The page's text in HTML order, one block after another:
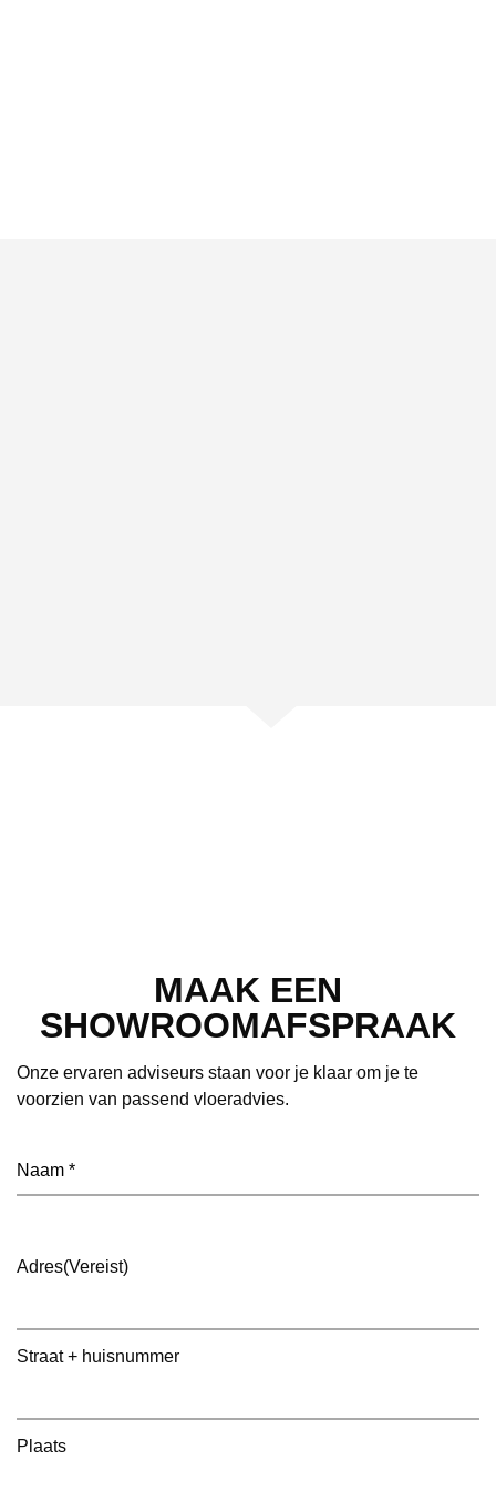
MAAK EEN
SHOWROOMAFSPRAAK
Onze ervaren adviseurs staan voor je klaar om je te
voorzien van passend vloeradvies.
Adres(Vereist)
Straat + huisnummer
Plaats